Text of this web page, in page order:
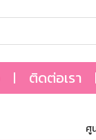
ติดต่อเรา
ศูน